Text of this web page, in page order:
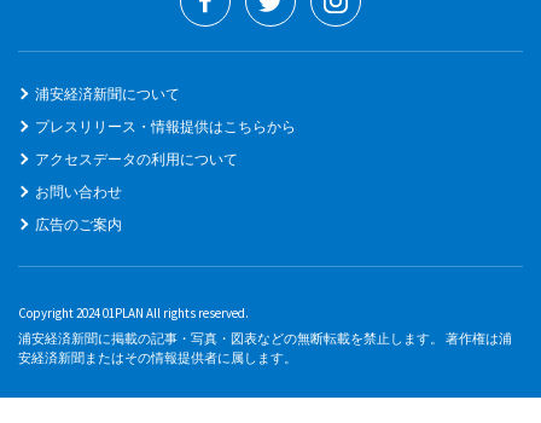
浦安経済新聞について
プレスリリース・情報提供はこちらから
アクセスデータの利用について
お問い合わせ
広告のご案内
Copyright 2024 01PLAN All rights reserved.
浦安経済新聞に掲載の記事・写真・図表などの無断転載を禁止します。 著作権は浦
安経済新聞またはその情報提供者に属します。